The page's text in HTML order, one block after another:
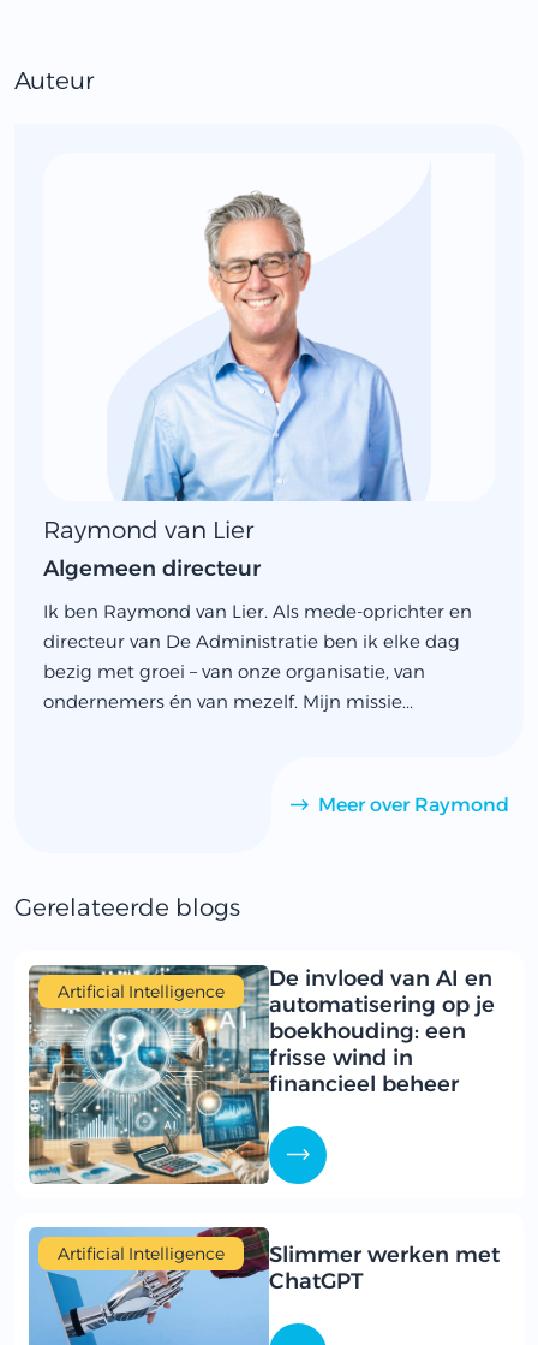
Auteur
Raymond van Lier
Algemeen directeur
Ik ben Raymond van Lier. Als mede-oprichter en
directeur van De Administratie ben ik elke dag
bezig met groei – van onze organisatie, van
ondernemers én van mezelf. Mijn missie...
Meer over Raymond
Gerelateerde blogs
Artificial Intelligence
De invloed van AI en
automatisering op je
boekhouding: een
frisse wind in
financieel beheer
Artificial Intelligence
Slimmer werken met
ChatGPT